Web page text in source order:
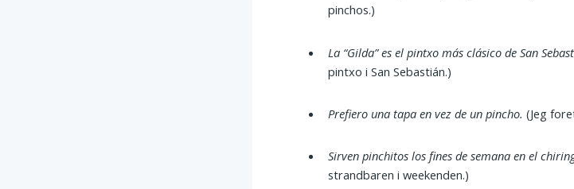
pinchos.)
La “Gilda” es el pintxo más clásico de San
pintxo i San Sebastián.)
Prefiero una tapa en vez de un pincho. (Jeg
Sirven pinchitos los fines de semana en el
strandbaren i weekenden.)